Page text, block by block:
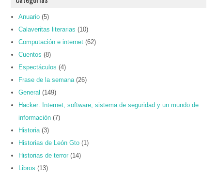
Anuario (5)
Calaveritas literarias (10)
Computación e internet (62)
Cuentos (8)
Espectáculos (4)
Frase de la semana (26)
General (149)
Hacker: Internet, software, sistema de seguridad y un mundo de
información (7)
Historia (3)
Historias de León Gto (1)
Historias de terror (14)
Libros (13)